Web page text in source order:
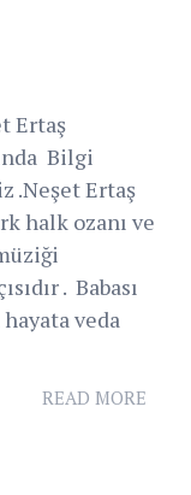
Ertaş
Bilgi
.Neşet Ertaş
halk ozanı ve
. Babası
veda
READ MORE